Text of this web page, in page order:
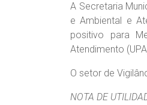
A Secretaria
e Ambiental e
positivo para
Atendimento
O setor de
NOTA DE